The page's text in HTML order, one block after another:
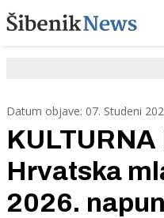
Datum objave: 07. Studeni
Hrvatska
2026.